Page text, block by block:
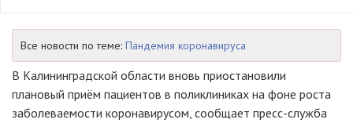
Все новости по теме: Пандемия коронавируса
В Калининградской области вновь приостановили
плановый приём пациентов в поликлиниках на фоне роста
заболеваемости коронавирусом, сообщает пресс-служба